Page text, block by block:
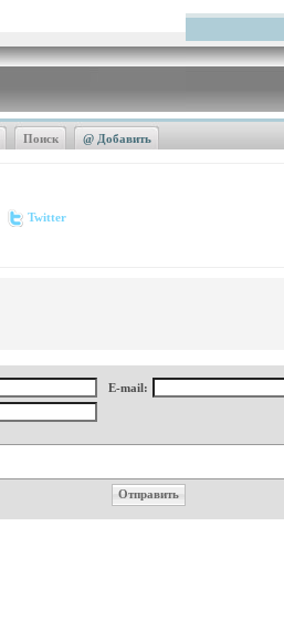
Поиск @ Добавить
Twitter
E-mail: